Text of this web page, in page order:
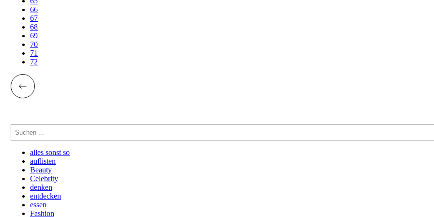
66
67
68
69
70
71
72
Suchen
alles sonst so
auflisten
Beauty
Celebrity
denken
entdecken
essen
Fashion